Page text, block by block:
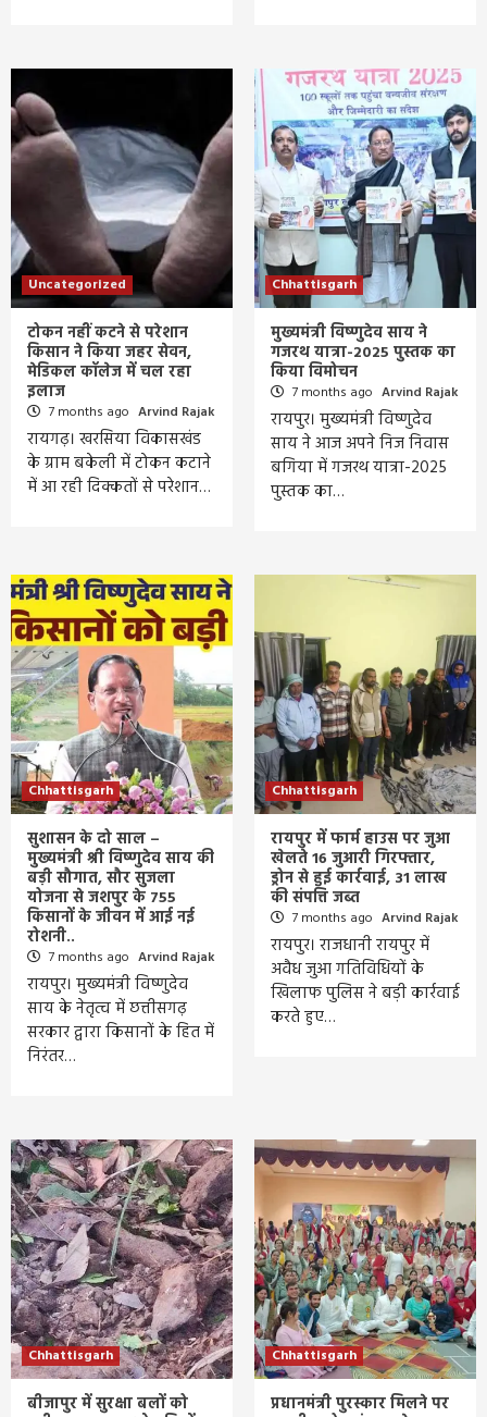
Uncategorized
टोकन नहीं कटने से परेशान
किसान ने किया जहर सेवन,
मेडिकल कॉलेज में चल रहा
इलाज
7 months ago Arvind Rajak
रायगढ़। खरसिया विकासखंड
के ग्राम बकेली में टोकन कटाने
में आ रही दिक्कतों से परेशान…
Chhattisgarh
मुख्यमंत्री विष्णुदेव साय ने
गजरथ यात्रा-2025 पुस्तक का
किया विमोचन
7 months ago Arvind Rajak
रायपुर। मुख्यमंत्री विष्णुदेव
साय ने आज अपने निज निवास
बगिया में गजरथ यात्रा-2025
पुस्तक का…
Chhattisgarh
सुशासन के दो साल –
मुख्यमंत्री श्री विष्णुदेव साय की
बड़ी सौगात, सौर सुजला
योजना से जशपुर के 755
किसानों के जीवन में आई नई
रोशनी..
7 months ago Arvind Rajak
रायपुर। मुख्यमंत्री विष्णुदेव
साय के नेतृत्व में छत्तीसगढ़
सरकार द्वारा किसानों के हित में
निरंतर…
Chhattisgarh
रायपुर में फार्म हाउस पर जुआ
खेलते 16 जुआरी गिरफ्तार,
ड्रोन से हुई कार्रवाई, 31 लाख
की संपत्ति जब्त
7 months ago Arvind Rajak
रायपुर। राजधानी रायपुर में
अवैध जुआ गतिविधियों के
खिलाफ पुलिस ने बड़ी कार्रवाई
करते हुए…
Chhattisgarh
बीजापुर में सुरक्षा बलों को
Chhattisgarh
प्रधानमंत्री पुरस्कार मिलने पर